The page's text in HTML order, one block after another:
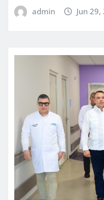
admin Jun 29,